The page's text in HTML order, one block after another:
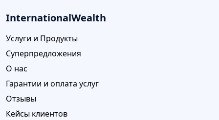
InternationalWealth
Услуги и Продукты
Суперпредложения
О нас
Гарантии и оплата услуг
Отзывы
Кейсы клиентов